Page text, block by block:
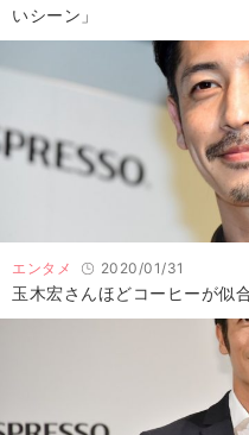
いシーン」
エンタメ 2020/01/31
玉木宏さんほどコーヒーが似